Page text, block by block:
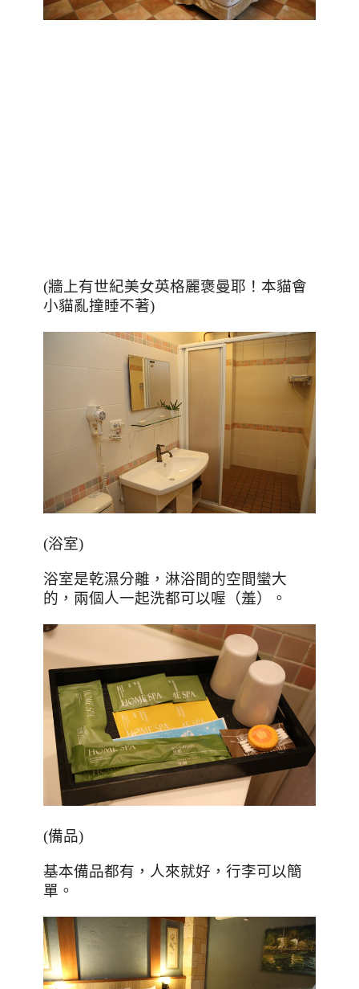
(牆上有世紀美女英格麗褒曼耶！本貓會
小貓亂撞睡不著)
(浴室)
浴室是乾濕分離，淋浴間的空間蠻大
的，兩個人一起洗都可以喔（羞）。
(備品)
基本備品都有，人來就好，行李可以簡
單。